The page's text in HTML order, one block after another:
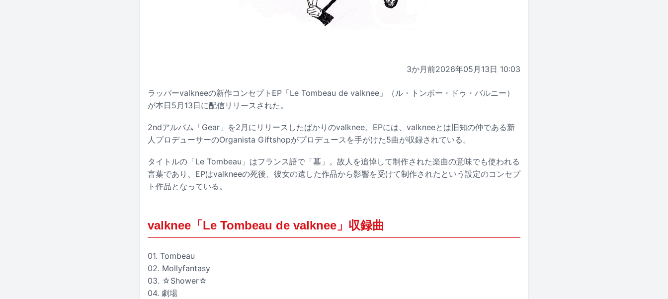
3か月前2026年05月13日 10:03
ラッパーvalkneeの新作コンセプトEP「Le Tombeau de valknee」（ル・トンボー・ドゥ・バルニー）
が本日5月13日に配信リリースされた。
2ndアルバム「Gear」を2月にリリースしたばかりのvalknee。EPには、valkneeとは旧知の仲である新
人プロデューサーのOrganista Giftshopがプロデュースを手がけた5曲が収録されている。
タイトルの「Le Tombeau」はフランス語で「墓」。故人を追悼して制作された楽曲の意味でも使われる
言葉であり、EPはvalkneeの死後、彼女の遺した作品から影響を受けて制作されたという設定のコンセプ
ト作品となっている。
valknee「Le Tombeau de valknee」収録曲
01. Tombeau
02. Mollyfantasy
03. ☆Shower☆
04. 劇場